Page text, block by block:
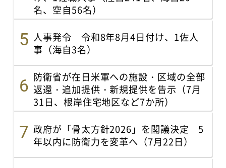
名、空自56名）
人事発令 令和8年8月4日付け、1佐人
事（海自3名）
防衛省が在日米軍への施設・区域の全部
返還・追加提供・新規提供を告示（7月
31日、根岸住宅地区など7か所）
政府が「骨太方針2026」を閣議決定 5
年以内に防衛力を変革へ（7月22日）